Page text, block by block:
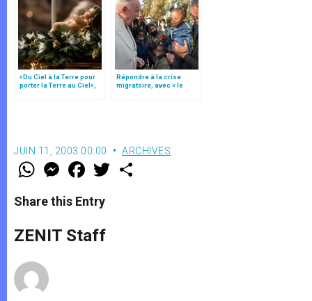
«Du Ciel à la Terre pour
porter la Terre au Ciel»,
Répondre à la crise
migratoire, avec « le
JUIN 11, 2003 00:00 ARCHIVES
W
t
s
p
p
M
e
s
e
g
e
F
a
e
b
o
k
w
Share this Entry
ZENIT Staff